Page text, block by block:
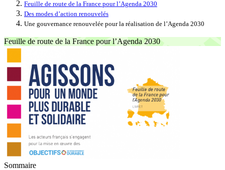
Feuille de route de la France pour l’Agenda 2030
Des modes d’action renouvelés
Une gouvernance renouvelée pour la réalisation de l’Agenda 2030
Feuille de route de la France pour l’Agenda 2030
Sommaire